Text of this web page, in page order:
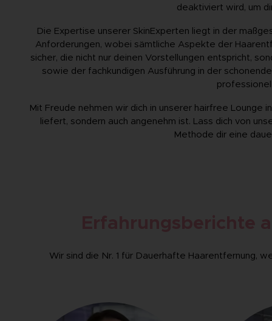
deaktiviert wird, um
Die Expertise unserer SkinExperten liegt in der
Anforderungen, wobei sämtliche Aspekte der
sicher, die nicht nur deinen Vorstellungen entspricht,
sowie der fachkundigen Ausführung in der
Mit Freude nehmen wir dich in unserer hairfree Lounge
liefert, sondern auch angenehm ist. Lass dich von
Methode dir eine
Wir sind die Nr. 1 für Dauerhafte Haarentfernung,